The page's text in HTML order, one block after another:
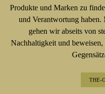
Produkte und Marken zu
und Verantwortung haben.
gehen wir abseits von
Nachhaltigkeit und
THE-